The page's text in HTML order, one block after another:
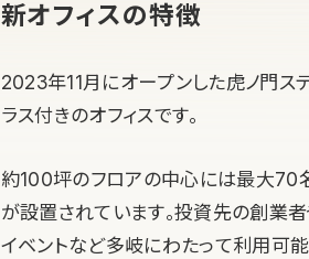
新オフィスの特徴
2023年11月にオープンした虎ノ門ス
ラス付きのオフィスです。
約100坪のフロアの中心には最大70
が設置されています。投資先の創業
イベントなど多岐にわたって利用可能